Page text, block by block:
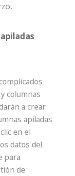
columnas
a crear
apiladas
en el
datos del
para
de